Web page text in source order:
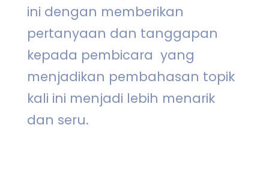
ini dengan memberikan
pertanyaan dan tanggapan
kepada pembicara yang
menjadikan pembahasan topik
kali ini menjadi lebih menarik
dan seru.